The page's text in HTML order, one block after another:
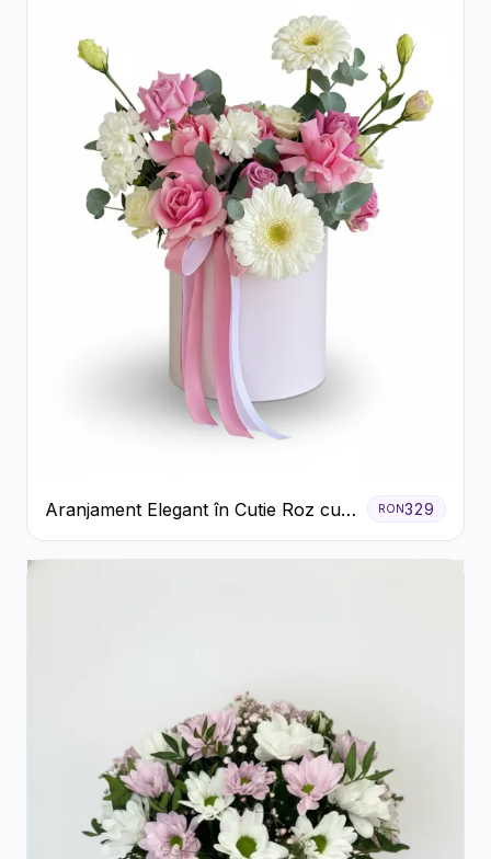
Aranjament Elegant în Cutie Roz cu
Trandafiri și Gerbera
RON329